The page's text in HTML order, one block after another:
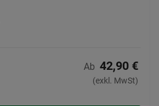
Ab 42,90 €
(exkl. MwSt)